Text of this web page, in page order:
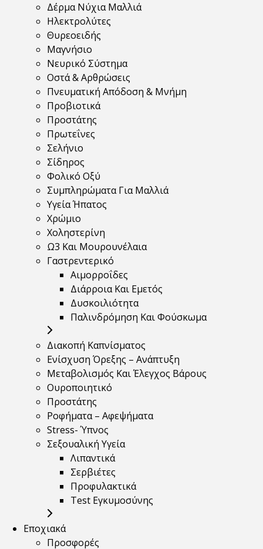
Δέρμα Νύχια Μαλλιά
Ηλεκτρολύτες
Θυρεοειδής
Μαγνήσιο
Νευρικό Σύστημα
Οστά & Αρθρώσεις
Πνευματική Απόδοση & Μνήμη
Προβιοτικά
Προστάτης
Πρωτεΐνες
Σελήνιο
Σίδηρος
Φολικό Οξύ
Συμπληρώματα Για Μαλλιά
Υγεία Ήπατος
Χρώμιο
Χοληστερίνη
Ω3 Και Μουρουνέλαια
Γαστρεντερικό
Αιμορροΐδες
Διάρροια Και Εμετός
Δυσκοιλιότητα
Παλινδρόμηση Και Φούσκωμα
Διακοπή Καπνίσματος
Ενίσχυση Όρεξης – Ανάπτυξη
Μεταβολισμός Και Έλεγχος Βάρους
Ουροποιητικό
Προστάτης
Ροφήματα – Αφεψήματα
Stress- Ύπνος
Σεξουαλική Υγεία
Λιπαντικά
Σερβιέτες
Προφυλακτικά
Test Εγκυμοσύνης
Εποχιακά
Προσφορές